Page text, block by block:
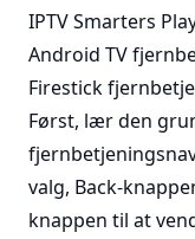
IPTV Smarters
Android TV
Firestick
Først, lær den
valg, Back-
knappen til at